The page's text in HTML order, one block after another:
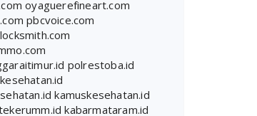
oyaguerefineart.com
pbcvoice.com
polrestoba.id
kamuskesehatan.id
kabarmataram.id